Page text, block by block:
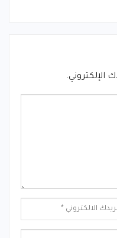
الإلكتروني.